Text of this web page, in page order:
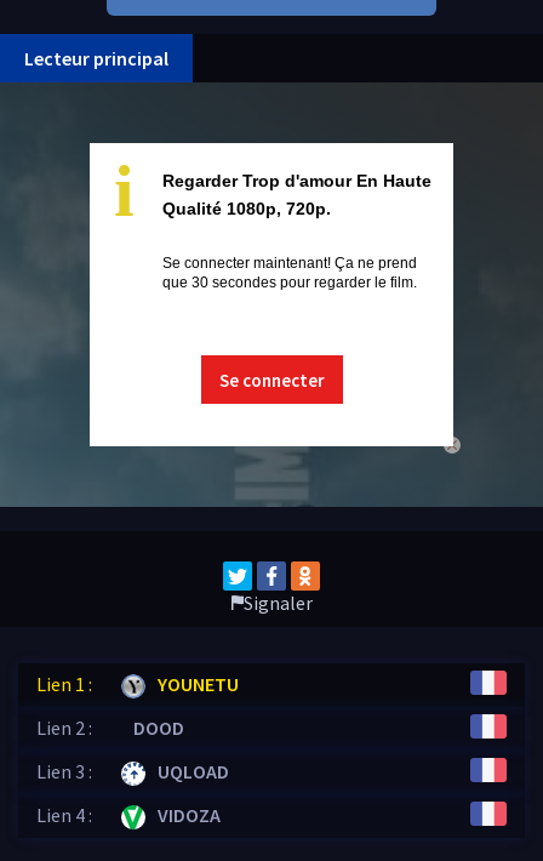
Lecteur principal
close
i
Regarder Trop d'amour En Haute
Qualité 1080p, 720p.
Se connecter maintenant! Ça ne prend
que 30 secondes pour regarder le film.
Se connecter
Signaler
Lien 1 :
YOUNETU
Lien 2 :
DOOD
Lien 3 :
UQLOAD
Lien 4 :
VIDOZA